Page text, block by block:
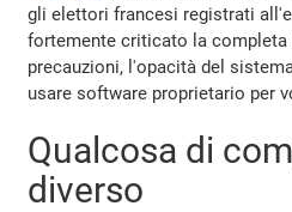
gli elettori francesi registrati
fortemente criticato la completa
precauzioni, l'opacità del
usare software proprietario per
Qualcosa di
diverso